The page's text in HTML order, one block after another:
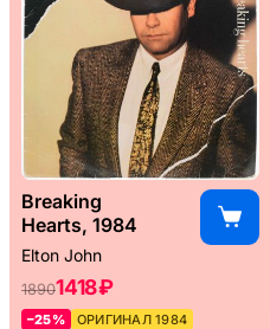
Breaking
Hearts, 1984
Elton John
18901418 ₽
–25% ОРИГИНАЛ 1984